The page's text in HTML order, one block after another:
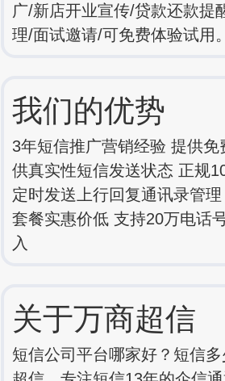
广/新店开业宣传/贷款还款提
理/面试邀请/可免费体验试用。
我们的优势
3年短信推广营销经验 提供
供真实性短信发送状态 正规
定时发送上行回复通讯录管
套餐实惠价低 支持20万电话
入
关于万商超信
短信公司平台哪家好？短信